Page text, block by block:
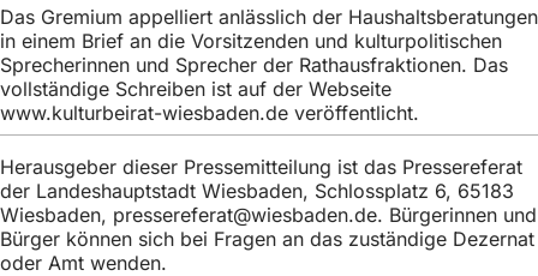
Das Gremium appelliert anlässlich der Haushaltsberatungen
in einem Brief an die Vorsitzenden und kulturpolitischen
Sprecherinnen und Sprecher der Rathausfraktionen. Das
vollständige Schreiben ist auf der Webseite
www.kulturbeirat-wiesbaden.de veröffentlicht.
Herausgeber dieser Pressemitteilung ist das Pressereferat
der Landeshauptstadt Wiesbaden, Schlossplatz 6, 65183
Wiesbaden, pressereferat wiesbaden de. Bürgerinnen und
Bürger können sich bei Fragen an das zuständige Dezernat
oder Amt wenden.